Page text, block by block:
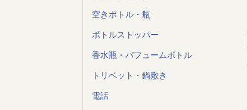
空きボトル・瓶
ボトルストッパー
香水瓶・パフュームボトル
トリベット・鍋敷き
電話